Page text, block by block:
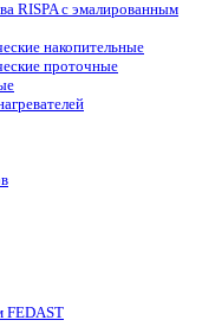
RISPA с эмалированным
накопительные
проточные
FEDAST